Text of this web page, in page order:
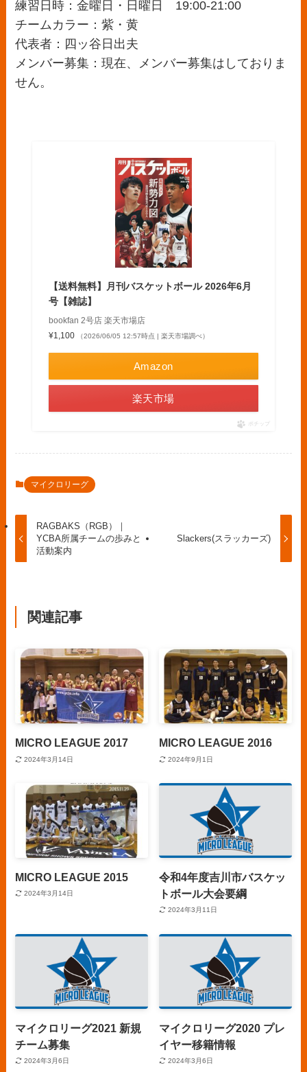
練習日時：金曜日・日曜日 19:00-21:00
チームカラー：紫・黄
代表者：四ッ谷日出夫
メンバー募集：現在、メンバー募集はしておりま
せん。
【送料無料】月刊バスケットボール 2026年6月
号【雑誌】
bookfan 2号店 楽天市場店
¥1,100
（2026/06/05 12:57時点 | 楽天市場調べ）
Amazon
楽天市場
ポチップ
マイクロリーグ
RAGBAKS（RGB）｜
YCBA所属チームの歩みと
活動案内
Slackers(スラッカーズ)
関連記事
MICRO LEAGUE 2017
2024年3月14日
MICRO LEAGUE 2016
2024年9月1日
MICRO LEAGUE 2015
2024年3月14日
令和4年度吉川市バスケッ
トボール大会要綱
2024年3月11日
マイクロリーグ2021 新規
チーム募集
2024年3月6日
マイクロリーグ2020 プレ
イヤー移籍情報
2024年3月6日